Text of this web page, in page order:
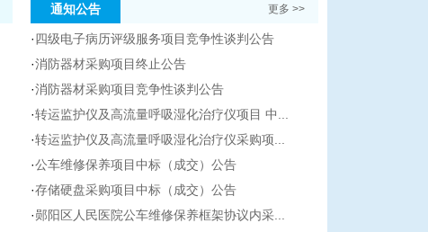
更多 >>
通知公告
·四级电子病历评级服务项目竞争性谈判公告
·消防器材采购项目终止公告
·消防器材采购项目竞争性谈判公告
·转运监护仪及高流量呼吸湿化治疗仪项目 中...
·转运监护仪及高流量呼吸湿化治疗仪采购项...
·公车维修保养项目中标（成交）公告
·存储硬盘采购项目中标（成交）公告
·郧阳区人民医院公车维修保养框架协议内采...